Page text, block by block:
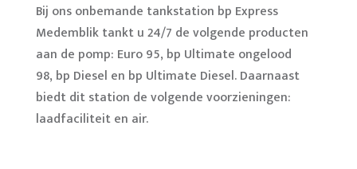
Bij ons onbemande tankstation bp Express
Medemblik tankt u 24/7 de volgende producten
aan de pomp: Euro 95, bp Ultimate ongelood
98, bp Diesel en bp Ultimate Diesel. Daarnaast
biedt dit station de volgende voorzieningen:
laadfaciliteit en air.